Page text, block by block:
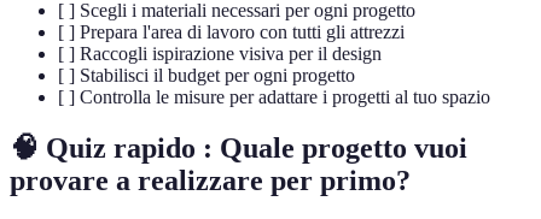
[ ] Scegli i materiali necessari per ogni progetto
[ ] Prepara l'area di lavoro con tutti gli attrezzi
[ ] Raccogli ispirazione visiva per il design
[ ] Stabilisci il budget per ogni progetto
[ ] Controlla le misure per adattare i progetti al tuo spazio
🧠 Quiz rapido : Quale progetto vuoi
provare a realizzare per primo?